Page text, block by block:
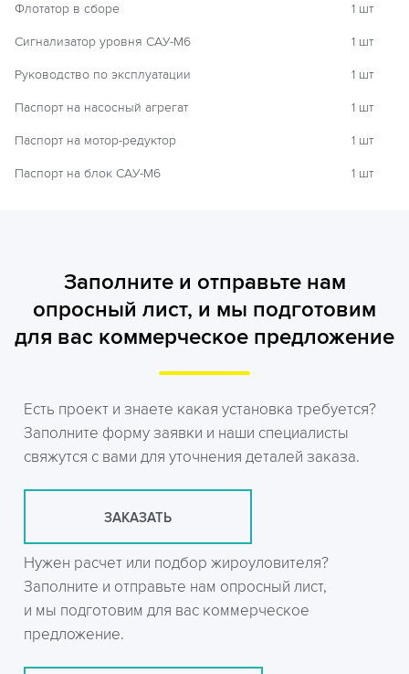
Флотатор в сборе 1 шт
Сигнализатор уровня САУ-М6 1 шт
Руководство по эксплуатации 1 шт
Паспорт на насосный агрегат 1 шт
Паспорт на мотор-редуктор 1 шт
Паспорт на блок САУ-М6 1 шт
Заполните и отправьте нам
опросный лист, и мы подготовим
для вас коммерческое предложение
Есть проект и знаете какая установка требуется?
Заполните форму заявки и наши специалисты
свяжутся с вами для уточнения деталей заказа.
ЗАКАЗАТЬ
Нужен расчет или подбор жироуловителя?
Заполните и отправьте нам опросный лист,
и мы подготовим для вас коммерческое
предложение.